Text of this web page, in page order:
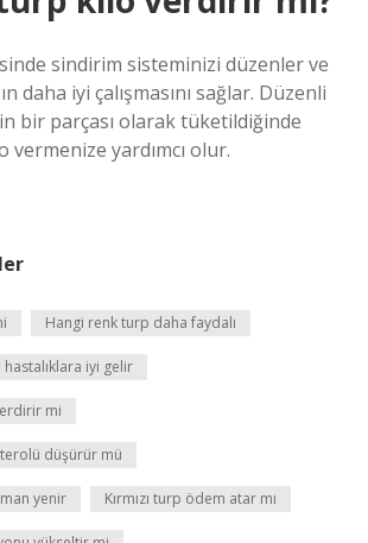
sindirim sisteminizi düzenler ve
daha iyi çalışmasını sağlar. Düzenli
bir parçası olarak tüketildiğinde
vermenize yardımcı olur.
Hangi renk turp daha faydalı
hastalıklara iyi gelir
mi
düşürür mü
yenir Kırmızı turp ödem atar mı